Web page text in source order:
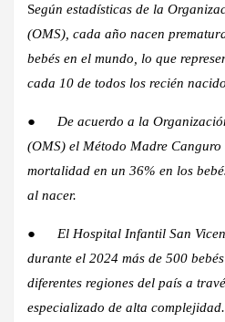
Según estadísticas de la
(OMS), cada año nacen
bebés en el mundo, lo que
cada 10 de todos los recién
● De acuerdo a la
(OMS) el Método Madre
mortalidad en un 36% en los
al nacer.
● El Hospital Infantil San
durante el 2024 más de 500
diferentes regiones del país a
especializado de alta complejidad.